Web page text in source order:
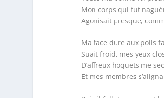
Mon corps qui fut
Agonisait presque,
Ma face dure aux poils
Suait froid, mes yeux
D’affreux hoquets me
Et mes membres